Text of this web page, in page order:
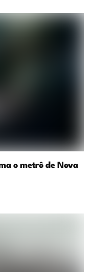
o metrô de Nova